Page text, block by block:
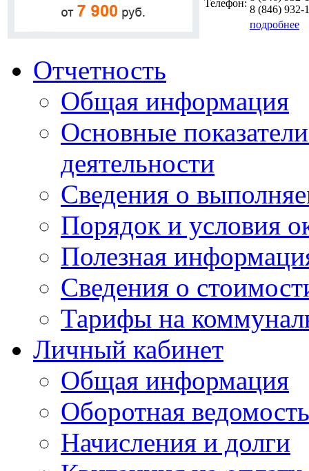
Телефон:
8 (846) 932-
подробнее
Отчетность
Общая информация
Основные
деятельности
Сведения о
Порядок и условия
Полезная
Сведения о
Тарифы на
Личный кабинет
Общая информация
Оборотная ведомость
Начисления и долги